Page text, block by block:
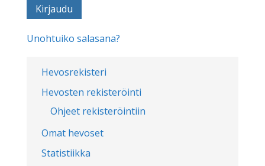
Hevosrekisteri
Hevosten rekisteröinti
Ohjeet rekisteröintiin
Omat hevoset
Statistiikka
Unohtuiko salasana?